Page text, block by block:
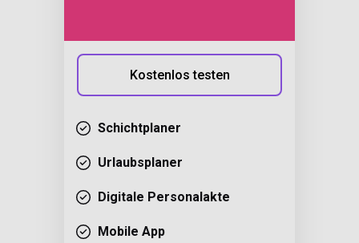
Kostenlos testen
Schichtplaner
Urlaubsplaner
Digitale Personalakte
Mobile App